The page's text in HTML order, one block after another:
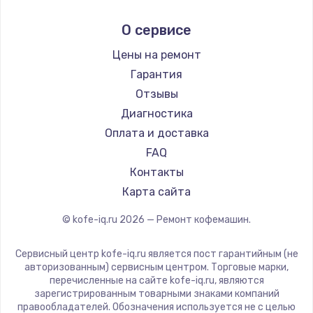
Замена микрофона
от 1050 руб.
Заказать
Замена вебкамеры
от 1240 руб.
Заказать
Ремонт разъема питания
от 745 руб.
Замена южного моста
от 2600 руб.
Ремонт кофемашин RED solution
Ремонт кофемашин Bravilor Bonamat
Ремонт кофемашин Vard
Ремонт кофемашин Tuvio
Ремонт кофемашин Carrera
Ремонт кофемашин Supra
Jura
Olympia
Saeco
La Cimbali
WMF
Yamaguchi
Nivona
Astoria
JVC
ROCKET MOZZAFIATO
Vivitek
Thomson
Hisense
О сервисе
Цены на ремонт
Гарантия
Отзывы
Диагностика
Оплата и доставка
FAQ
Контакты
Карта сайта
© kofe-iq.ru 2026 — Ремонт кофемашин.
Сервисный центр kofe-iq.ru является пост гарантийным (не
авторизованным) сервисным центром. Торговые марки,
перечисленные на сайте kofe-iq.ru, являются
зарегистрированным товарными знаками компаний
правообладателей. Обозначения используется не с целью